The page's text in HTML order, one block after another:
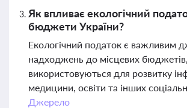
Як впливає екологічний
бюджети України?
Екологічний податок є важливим
надходжень до місцевих
використовуються для розвитку
медицини, освіти та інших
Джерело